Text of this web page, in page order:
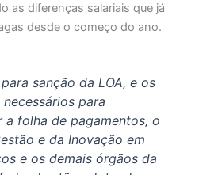
as diferenças salariais que já
desde o começo do ano.
sanção da LOA, e os
para
a folha de pagamentos, o
e da Inovação em
e os demais órgãos da